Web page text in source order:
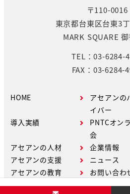
〒110-0016
東京都台東区台東3
MARK SQUARE
TEL：03-6284-
FAX：03-6284-
HOME
導入実績
アセアンの人材
アセアンの支援
アセアンの教育
アセアンの
イバー
PNTCオン
会
企業情報
ニュース
お問い合わ